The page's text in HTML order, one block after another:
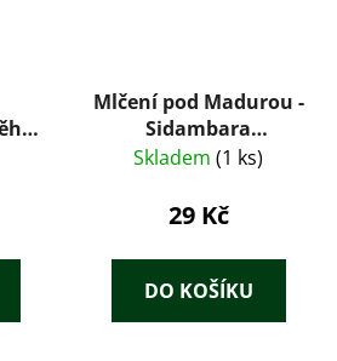
o
Mlčení pod Madurou -
Sidambara
Ragunadan
Skladem (1 ks)
29 Kč
DO KOŠÍKU